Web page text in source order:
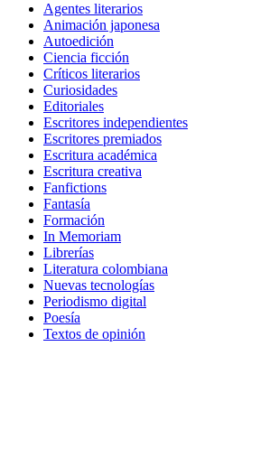
Agentes literarios
Animación japonesa
Autoedición
Ciencia ficción
Críticos literarios
Curiosidades
Editoriales
Escritores independientes
Escritores premiados
Escritura académica
Escritura creativa
Fanfictions
Fantasía
Formación
In Memoriam
Librerías
Literatura colombiana
Nuevas tecnologías
Periodismo digital
Poesía
Textos de opinión